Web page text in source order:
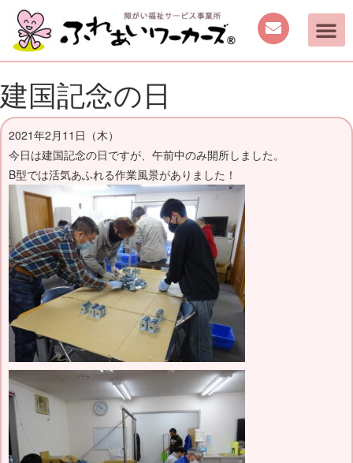
建国記念の日
2021年2月11日（木）
今日は建国記念の日ですが、午前中のみ開所しました。
B型では活気あふれる作業風景がありました！